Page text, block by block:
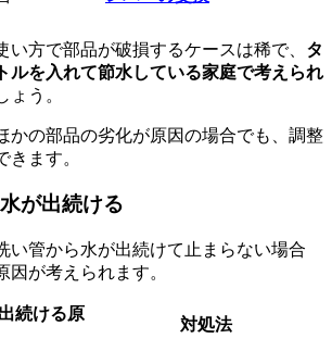
い方で部品が破損するケースは稀で、 タ
ルを入れて節水している家庭で考えられ
ょう。
かの部品の劣化が原因の場合でも、調整
きます。
が出続ける
い管から水が出続けて止まらない場合
因が考えられます。
続ける原
対処法